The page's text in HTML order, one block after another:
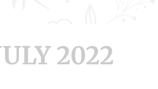
2022